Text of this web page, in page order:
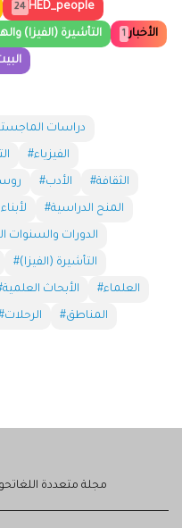
HED_people
24
التأشيرة (الفيزا) الأخبار 1
#دراسات
#الفيزياء
#الأدب #الثقافة
#المنح الدراسية
#الدورات والسنوات
#التأشيرة (الفيزا)
#الأبحاث العلمية #العلماء
#الرحلات #المناطق